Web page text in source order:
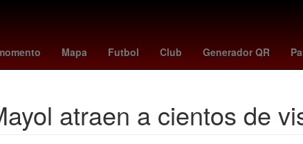
Mapa Futbol Club Generador QR
Benito Juárez Estado de México scott eastwood Agresión
atraen a cientos de